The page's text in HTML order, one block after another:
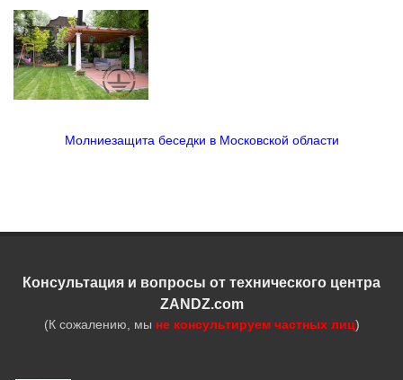
Молниезащита беседки в Московской области
Консультация и вопросы от технического центра
ZANDZ.com
(К сожалению, мы не консультируем частных лиц)